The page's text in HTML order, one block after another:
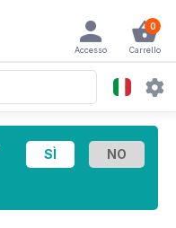
0
Carrello
Accesso